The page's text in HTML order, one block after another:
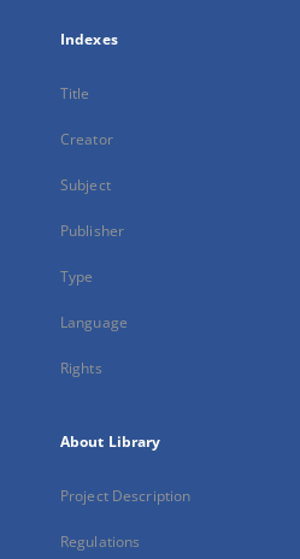
Indexes
Title
Creator
Subject
Publisher
Type
Language
Rights
About Library
Project Description
Regulations